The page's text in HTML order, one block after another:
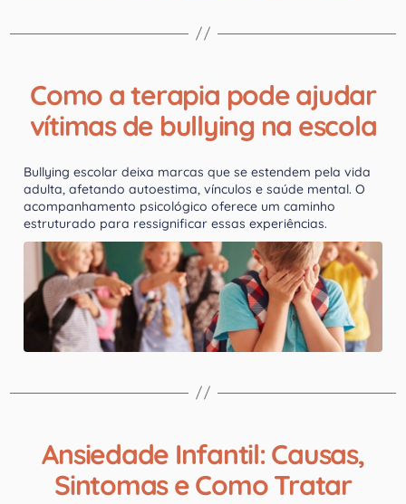
Como a terapia pode ajudar
vítimas de bullying na escola
Bullying escolar deixa marcas que se estendem pela vida
adulta, afetando autoestima, vínculos e saúde mental. O
acompanhamento psicológico oferece um caminho
estruturado para ressignificar essas experiências.
Ansiedade Infantil: Causas,
Sintomas e Como Tratar